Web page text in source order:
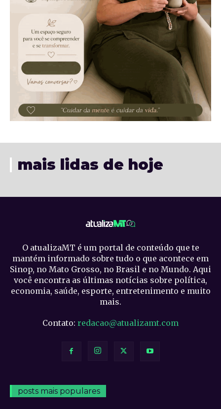
mais lidas de hoje
O atualizaMT é um portal de conteúdo que te
mantém informado sobre tudo o que acontece em
Sinop, no Mato Grosso, no Brasil e no Mundo. Aqui
você encontra as últimas notícias sobre política,
economia, saúde, esporte, entretenimento e muito
mais.
Contato: redacao@atualizamt.com
posts mais populares